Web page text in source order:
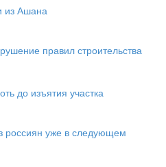
из Ашана
правил строительства
до изъятия участка
россиян уже в следующем